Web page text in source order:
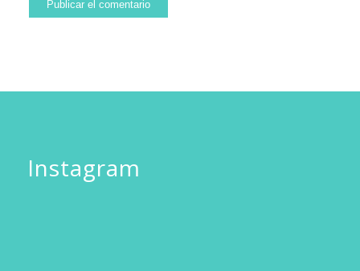
Instagram